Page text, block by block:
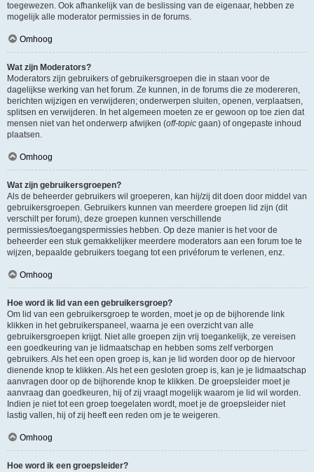
toegewezen. Ook afhankelijk van de beslissing van de eigenaar, hebben ze
mogelijk alle moderator permissies in de forums.
Omhoog
Wat zijn Moderators?
Moderators zijn gebruikers of gebruikersgroepen die in staan voor de
dagelijkse werking van het forum. Ze kunnen, in de forums die ze modereren,
berichten wijzigen en verwijderen; onderwerpen sluiten, openen, verplaatsen,
splitsen en verwijderen. In het algemeen moeten ze er gewoon op toe zien dat
mensen niet van het onderwerp afwijken (off-topic gaan) of ongepaste inhoud
plaatsen.
Omhoog
Wat zijn gebruikersgroepen?
Als de beheerder gebruikers wil groeperen, kan hij/zij dit doen door middel van
gebruikersgroepen. Gebruikers kunnen van meerdere groepen lid zijn (dit
verschilt per forum), deze groepen kunnen verschillende
permissies/toegangspermissies hebben. Op deze manier is het voor de
beheerder een stuk gemakkelijker meerdere moderators aan een forum toe te
wijzen, bepaalde gebruikers toegang tot een privéforum te verlenen, enz.
Omhoog
Hoe word ik lid van een gebruikersgroep?
Om lid van een gebruikersgroep te worden, moet je op de bijhorende link
klikken in het gebruikerspaneel, waarna je een overzicht van alle
gebruikersgroepen krijgt. Niet alle groepen zijn vrij toegankelijk, ze vereisen
een goedkeuring van je lidmaatschap en hebben soms zelf verborgen
gebruikers. Als het een open groep is, kan je lid worden door op de hiervoor
dienende knop te klikken. Als het een gesloten groep is, kan je je lidmaatschap
aanvragen door op de bijhorende knop te klikken. De groepsleider moet je
aanvraag dan goedkeuren, hij of zij vraagt mogelijk waarom je lid wil worden.
Indien je niet tot een groep toegelaten wordt, moet je de groepsleider niet
lastig vallen, hij of zij heeft een reden om je te weigeren.
Omhoog
Hoe word ik een groepsleider?